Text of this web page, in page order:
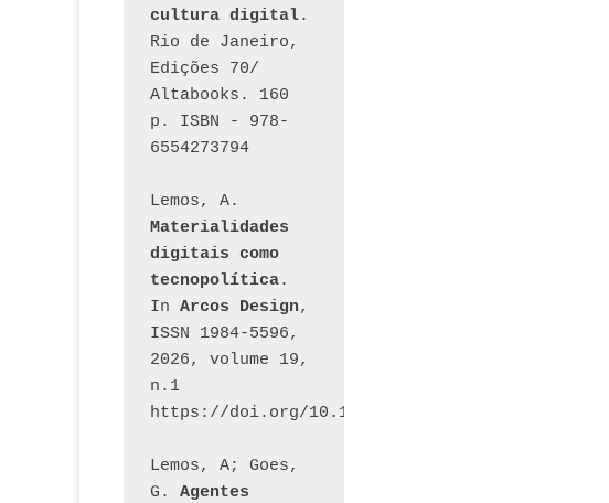
cultura digital.
Rio de Janeiro,
Edições 70/
Altabooks. 160
p. ISBN - 978-
6554273794
Materialidades
digitais como
tecnopolítica.
In Arcos Design,
ISSN 1984-5596,
2026, volume 19,
n.1
https://doi.org/10.12957/arcosdesign.2026.95390
Lemos, A; Goes,
G. Agentes